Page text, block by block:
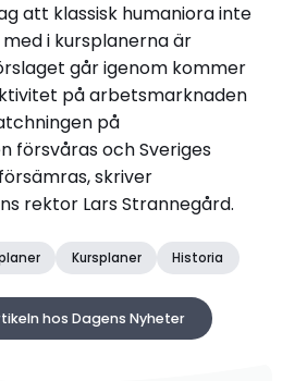
att klassisk humaniora inte
i kursplanerna är
går igenom kommer
på arbetsmarknaden
på
försvåras och Sveriges
skriver
rektor Lars Strannegård.
Kursplaner Historia
hos Dagens Nyheter